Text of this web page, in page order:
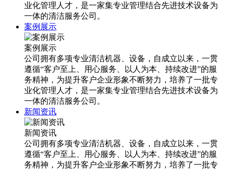
业化管理人才，是一家集专业管理结合先进技术设备为
一体的清洁服务公司。
案例展示
案例展示
公司拥有多项专业清洁机器、设备，自成立以来，一贯
遵循“客户至上、用心服务、以人为本、持续改进”的服
务精神，为提升客户企业形象不断努力，培养了一批专
业化管理人才，是一家集专业管理结合先进技术设备为
一体的清洁服务公司。
新闻资讯
新闻资讯
公司拥有多项专业清洁机器、设备，自成立以来，一贯
遵循“客户至上、用心服务、以人为本、持续改进”的服
务精神，为提升客户企业形象不断努力，培养了一批专